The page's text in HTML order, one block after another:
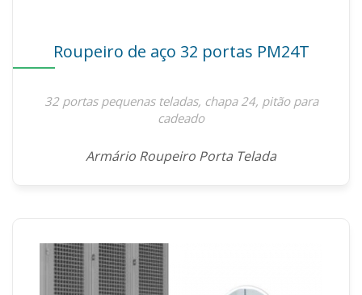
Roupeiro de aço 32 portas PM24T
32 portas pequenas teladas, chapa 24, pitão para
cadeado
Armário Roupeiro Porta Telada